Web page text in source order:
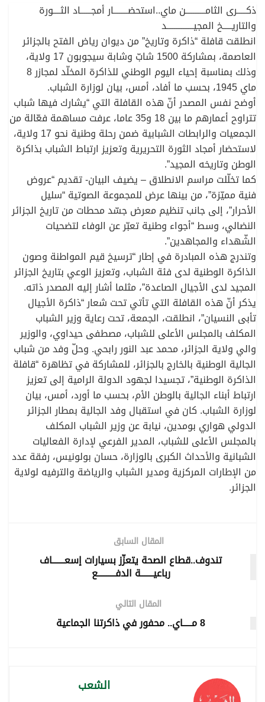
ذكـــــرى الثامـــــــــــن ماي..استحضــــــــار أمجــــــاد الثــــورة
والتاريـــــخ المجيـــــــــــــــد
انطلقت قافلة “ذاكرة وتاريخ” من ديوان رياض الفتح بالجزائر
العاصمة، بمشاركة 1500 شابّ وشابة سيجوبون 17 ولاية،
وذلك بمناسبة إحياء اليوم الوطني للذاكرة المخلّد لمجازر 8
ماي 1945، بحسب ما أفاد، أمس، بيان لوزارة الشباب.
أوضح نفس المصدر أنّ هذه القافلة التي “يشارك فيها شباب
تتراوح أعمارهم ما بين 18 و35 عاما، عرفت مساهمة فعّالة من
الجمعيات والرابطات الشبابية ضمن رحلة وطنية نحو 17 ولاية،
لاستحضار أمجاد الثورة التحريرية وتعزيز ارتباط الشباب بذاكرة
الوطن وتاريخه المجيد”.
كما تخلّلت مراسم الانطلاق – يضيف البيان- تقديم “عروض
فنية مميّزة”، من بينها عرض للمجموعة الصوتية “سليل
الأحرار”، إلى جانب تنظيم معرض جسّد محطات من تاريخ الجزائر
النضالي، وسط “أجواء وطنية تعبّر عن الوفاء لتضحيات
الشّهداء والمجاهدين”.
وتندرج هذه المبادرة في إطار “ترسيخ قيم المواطنة وصون
الذاكرة الوطنية لدى فئة الشباب، وتعزيز الوعي بتاريخ الجزائر
المجيد لدى الأجيال الصاعدة”، مثلما أشار إليه المصدر ذاته.
يذكر أنّ هذه القافلة التي تأتي تحت شعار “ذاكرة الأجيال
تأبى النسيان”، انطلقت، الجمعة، تحت رعاية وزير الشباب
المكلف بالمجلس الأعلى للشباب، مصطفى حيداوي، والوزير
والي ولاية الجزائر، محمد عبد النور رابحي. وحلّ وفد من شباب
الجالية الوطنية بالخارج بالجزائر، للمشاركة في تظاهرة “قافلة
الذاكرة الوطنية”، تجسيدا لجهود الدولة الرامية إلى تعزيز
ارتباط أبناء الجالية بالوطن الأم، بحسب ما أورد، أمس، بيان
لوزارة الشباب. كان في استقبال وفد الجالية بمطار الجزائر
الدولي هواري بومدين، نيابة عن وزير الشباب المكلف
بالمجلس الأعلى للشباب، المدير الفرعي لإدارة الفعاليات
الشبانية والأحداث الكبرى بالوزارة، حسان بولونيس، رفقة عدد
من الإطارات المركزية ومدير الشباب والرياضة والترفيه لولاية
الجزائر.
المقال السابق
تندوف..قطاع الصحة يتعزّز بسيارات إسعـــــــاف
رباعيـــــــة الدفــــــــــع
المقال التالي
8 مـــــاي.. محفور في ذاكرتنا الجماعية
الشعب